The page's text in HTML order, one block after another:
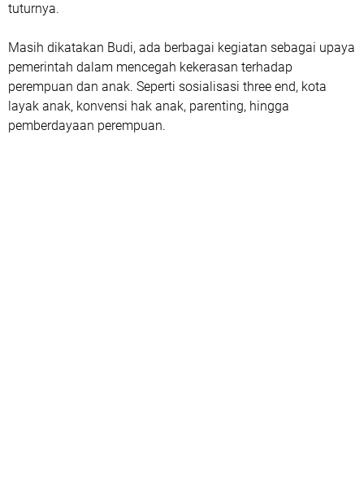
tuturnya.
Masih dikatakan Budi, ada berbagai kegiatan sebagai upaya
pemerintah dalam mencegah kekerasan terhadap
perempuan dan anak. Seperti sosialisasi three end, kota
layak anak, konvensi hak anak, parenting, hingga
pemberdayaan perempuan.